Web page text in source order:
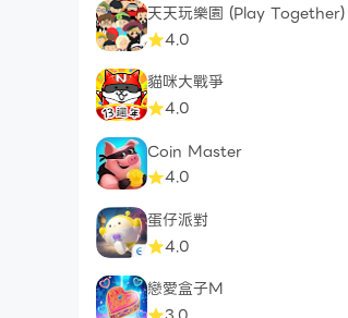
天天玩樂園 (Play Together)
4.0
貓咪大戰爭
4.0
Coin Master
4.0
蛋仔派對
4.0
戀愛盒子M